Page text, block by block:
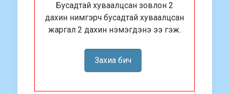
Бусадтай хуваалцсан зовлон 2
дахин нимгэрч бусадтай хуваалцсан
жаргал 2 дахин нэмэгдэнэ ээ гэж.
Захиа бич